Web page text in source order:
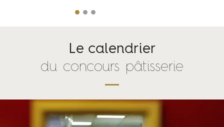
Le calendrier
du concours pâtisserie